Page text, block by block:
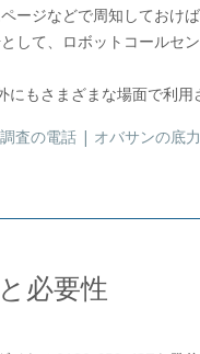
ージなどで周知しておけ
して、ロボットコールセ
もさまざまな場面で利用
査の電話 | オバサンの底力
必要性